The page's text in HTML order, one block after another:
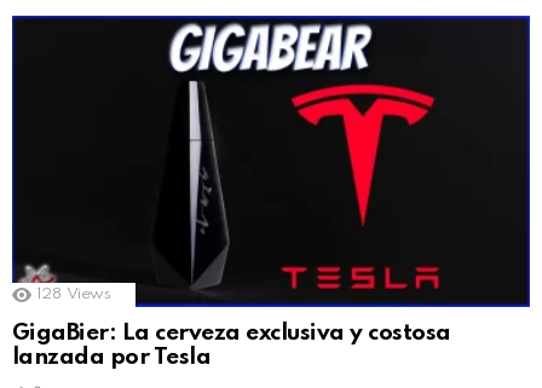
128 Views
GigaBier: La cerveza exclusiva y costosa
lanzada por Tesla